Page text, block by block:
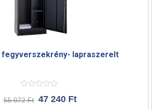
fegyverszekrény- lapraszerelt
55 072Ft 47 240 Ft